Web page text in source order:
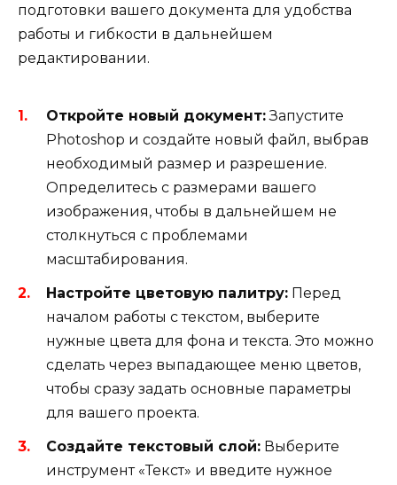
подготовки вашего документа для удобства
работы и гибкости в дальнейшем
редактировании.
Откройте новый документ:Запустите
Photoshop и создайте новый файл, выбрав
необходимый размер и разрешение.
Определитесь с размерами вашего
изображения, чтобы в дальнейшем не
столкнуться с проблемами
масштабирования.
Настройте цветовую палитру: Перед
началом работы с текстом, выберите
нужные цвета для фона и текста. Это можно
сделать через выпадающее меню цветов,
чтобы сразу задать основные параметры
для вашего проекта.
Создайте текстовый слой: Выберите
инструмент «Текст» и введите нужное